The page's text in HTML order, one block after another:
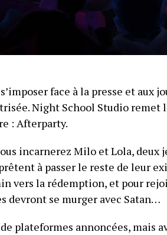
face à la presse et aux
Night School Studio remet
: Afterparty.
incarnerez Milo et Lola, deux
à passer le reste de leur
vers la rédemption, et pour
devront se murger avec Satan…
plateformes annoncées, mais